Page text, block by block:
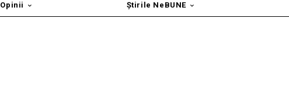
Opinii Știrile NeBUNE